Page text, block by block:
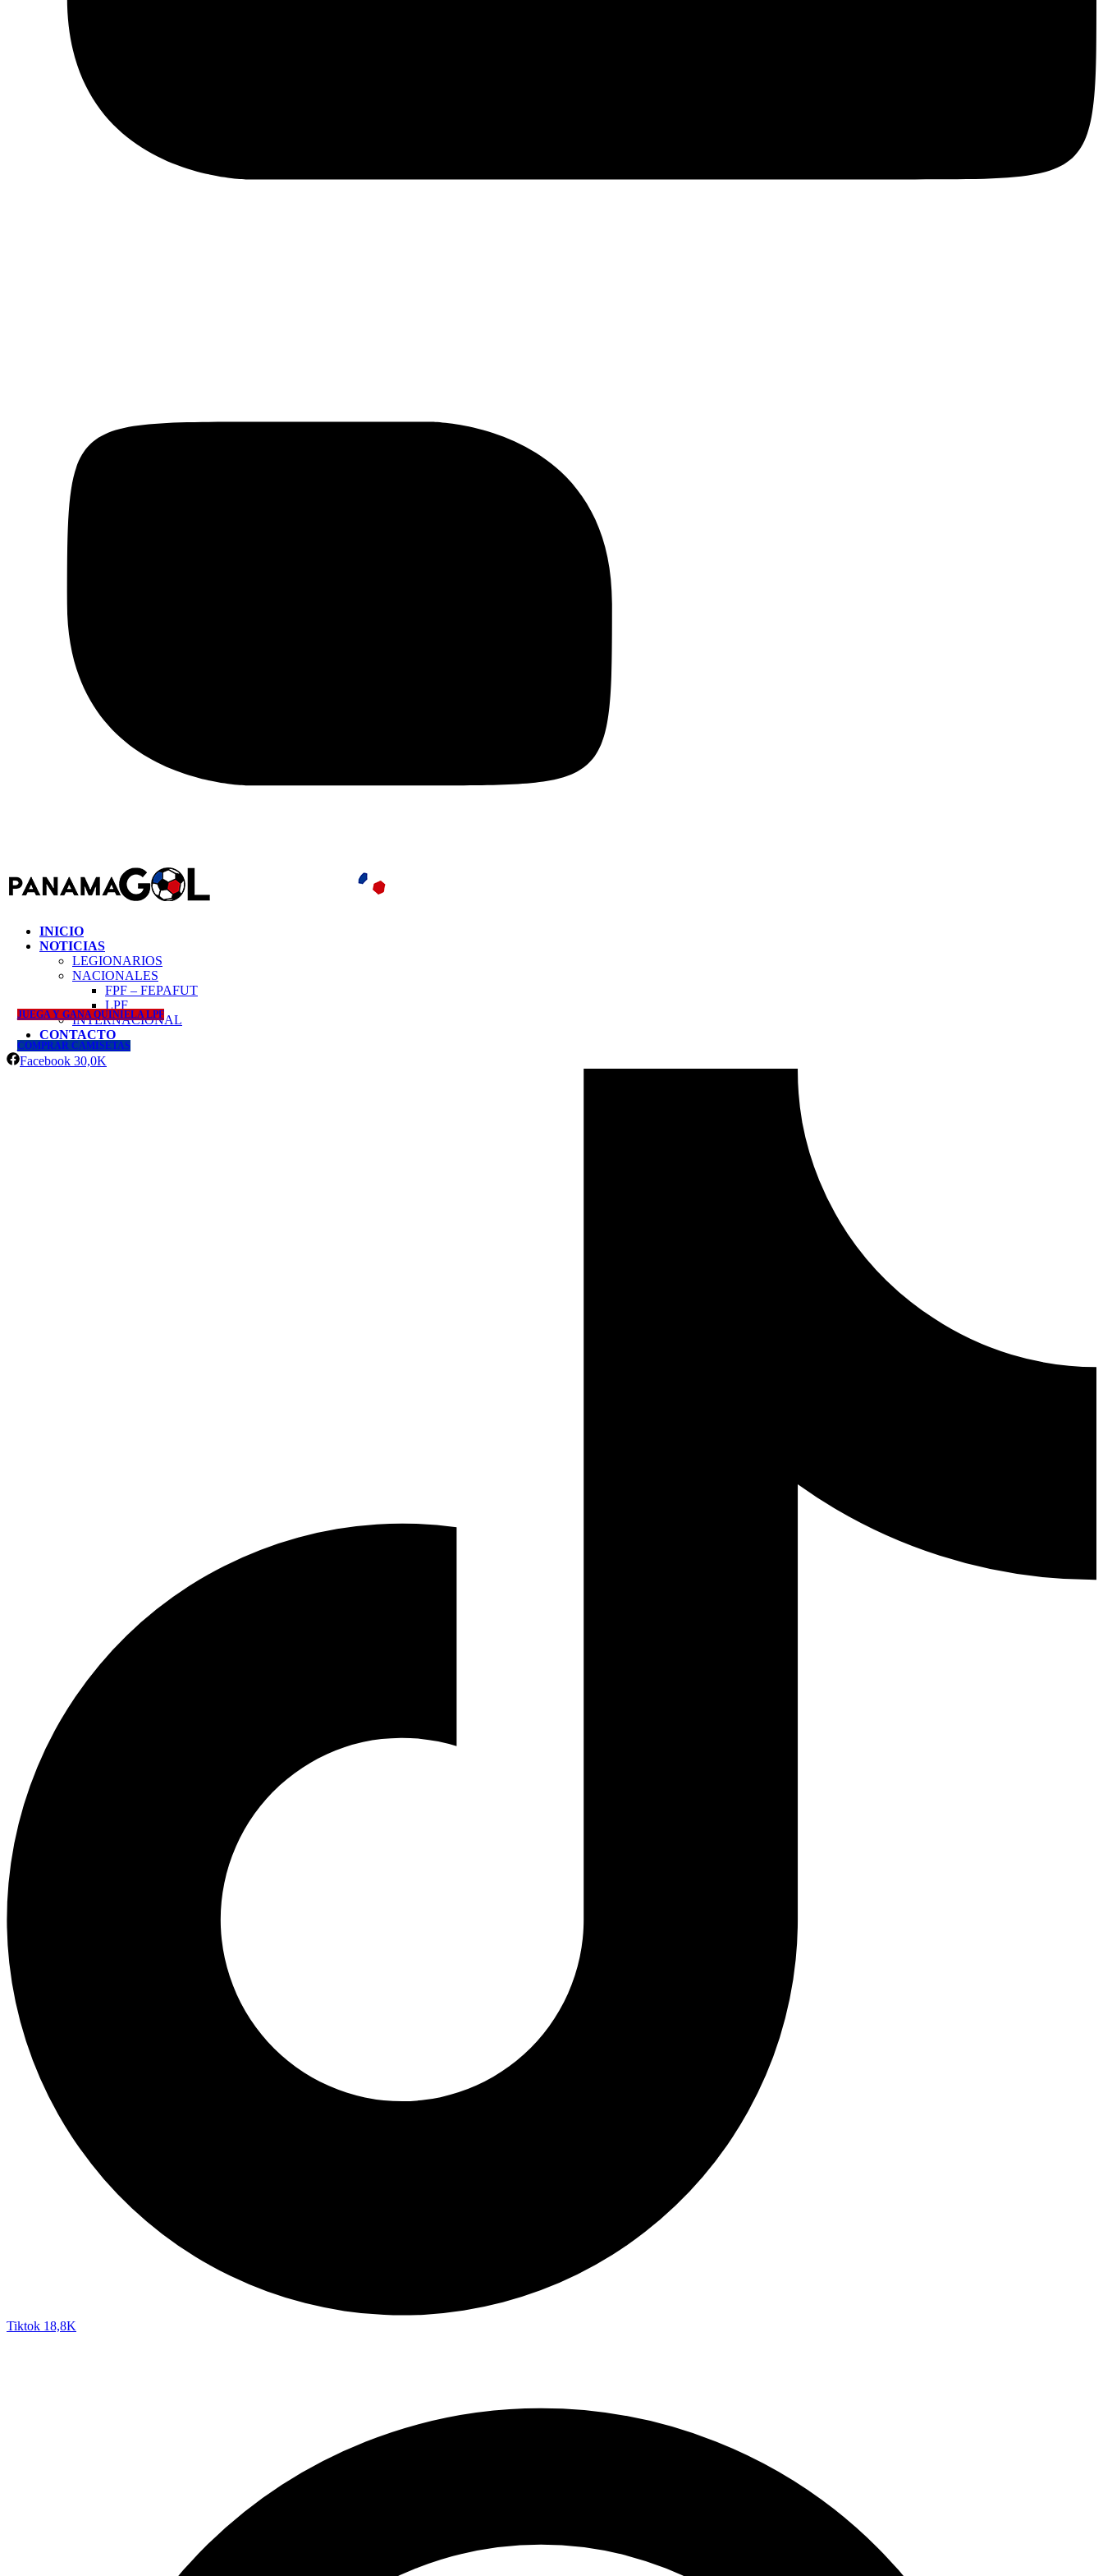
INICIO
NOTICIAS
LEGIONARIOS
NACIONALES
FPF – FEPAFUT
LPF
INTERNACIONAL
CONTACTO
JUEGA Y GANA QUINIELA LPF
COMPRAR CAMISETAS
Facebook 30,0K
Tiktok 18,8K